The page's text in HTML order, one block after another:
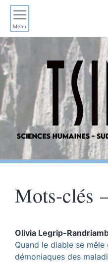
Menu
Mots-clés
Olivia Legrip-
Quand le diable se
démoniaques des